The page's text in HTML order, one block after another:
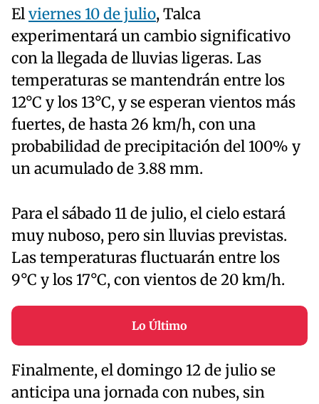
Elviernes 10 de julio, Talca
experimentará un cambio significativo
con la llegada de lluvias ligeras. Las
temperaturas se mantendrán entre los
12°C y los 13°C, y se esperan vientos más
fuertes, de hasta 26 km/h, con una
probabilidad de precipitación del 100% y
un acumulado de 3.88 mm.
Para el sábado 11 de julio, el cielo estará
muy nuboso, pero sin lluvias previstas.
Las temperaturas fluctuarán entre los
9°C y los 17°C, con vientos de 20 km/h.
Lo Último
Finalmente, el domingo 12 de julio se
anticipa una jornada con nubes, sin